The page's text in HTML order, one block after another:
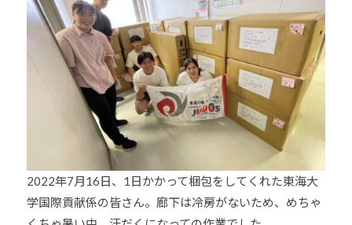
2022年7月16日、1日かかって梱包をしてくれた東海大
学国際貢献係の皆さん。廊下は冷房がないため、めちゃ